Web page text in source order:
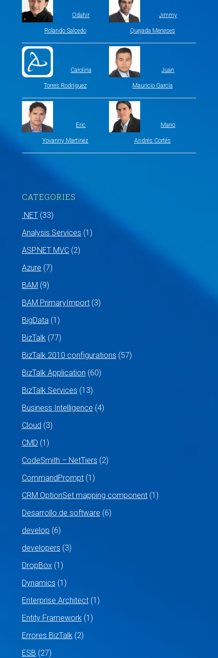
Odahir
Rolando Salcedo
Jimmy
Quejada Meneses
Carolina
Torres Rodríguez
Juan
Mauricio García
Eric
Yovanny Martinez
Mario
Andrés Cortés
CATEGORIES
.NET(33)
Analysis Services (1)
ASP.NET MVC(2)
Azure (7)
BAM (9)
BAM PrimaryImport(3)
BigData(1)
BizTalk(77)
BizTalk 2010 configurations (57)
BizTalk Application (60)
BizTalk Services (13)
Business Intelligence (4)
Cloud (3)
CMD (1)
CodeSmith – NetTiers (2)
CommandPrompt(1)
CRM OptionSet mapping component(1)
Desarrollo de software (6)
develop (6)
developers (3)
DropBox(1)
Dynamics (1)
Enterprise Architect(1)
Entity Framework(1)
Errores BizTalk(2)
ESB (27)